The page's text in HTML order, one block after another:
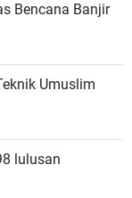
Bencana Banjir
Umuslim
lulusan